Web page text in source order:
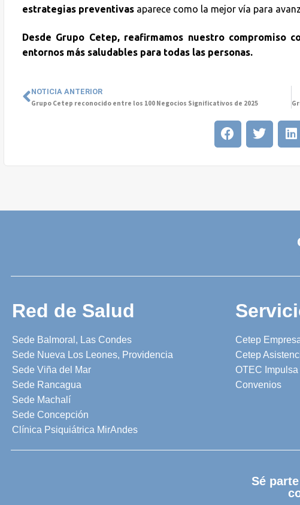
estrategias preventivas aparece como la mejor vía para
Desde Grupo Cetep, reafirmamos nuestro compromiso
entornos más saludables para todas las personas.
NOTICIA ANTERIOR
Grupo Cetep reconocido entre los 100 Negocios Significativos de 2025
Red de Salud
Sede Balmoral, Las Condes
Sede Nueva Los Leones, Providencia
Sede Viña del Mar
Sede Rancagua
Sede Machalí
Sede Concepción
Clínica Psiquiátrica MirAndes
Cetep
Cetep
OTEC Impulsa
Convenios
Sé